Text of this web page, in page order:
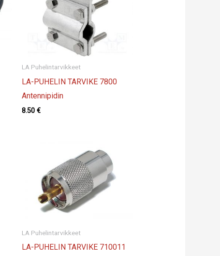
LA Puhelintarvikkeet
LA-PUHELIN TARVIKE 7800
Antennipidin
8.50 €
LA Puhelintarvikkeet
LA-PUHELIN TARVIKE 710011